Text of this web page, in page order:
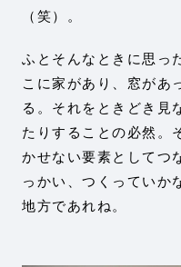
（笑）。
ふとそんなときに思っ
こに家があり、窓があ
る。それをときどき見
たりすることの必然。
かせない要素としてつ
っかい、つくっていか
地方であれね。